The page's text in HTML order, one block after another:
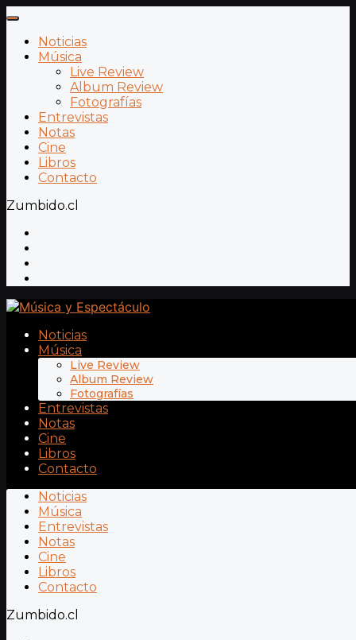
Noticias
Música
Live Review
Album Review
Fotografías
Entrevistas
Notas
Cine
Libros
Contacto
Zumbido.cl
Noticias
Música
Live Review
Album Review
Fotografías
Entrevistas
Notas
Cine
Libros
Contacto
Noticias
Música
Entrevistas
Notas
Cine
Libros
Contacto
Zumbido.cl